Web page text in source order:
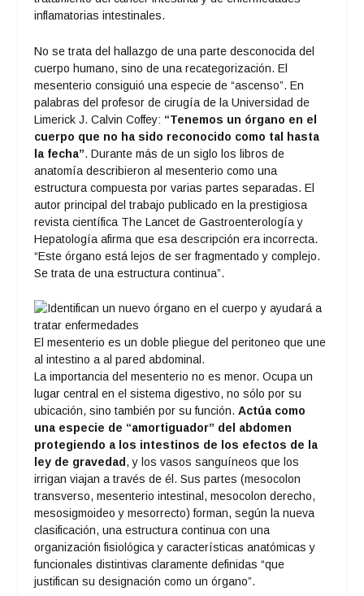
inflamatorias intestinales.
No se trata del hallazgo de una parte desconocida del
cuerpo humano, sino de una recategorización. El
mesenterio consiguió una especie de “ascenso”. En
palabras del profesor de cirugía de la Universidad de
Limerick J. Calvin Coffey: “Tenemos un órgano en el
cuerpo que no ha sido reconocido como tal hasta
la fecha”. Durante más de un siglo los libros de
anatomía describieron al mesenterio como una
estructura compuesta por varias partes separadas. El
autor principal del trabajo publicado en la prestigiosa
revista científica The Lancet de Gastroenterología y
Hepatología afirma que esa descripción era incorrecta.
“Este órgano está lejos de ser fragmentado y complejo.
Se trata de una estructura continua”.
El mesenterio es un doble pliegue del peritoneo que une
al intestino a al pared abdominal.
La importancia del mesenterio no es menor. Ocupa un
lugar central en el sistema digestivo, no sólo por su
ubicación, sino también por su función.Actúa como
una especie de “amortiguador” del abdomen
protegiendo a los intestinos de los efectos de la
ley de gravedad , y los vasos sanguíneos que los
irrigan viajan a través de él. Sus partes (mesocolon
transverso, mesenterio intestinal, mesocolon derecho,
mesosigmoideo y mesorrecto) forman, según la nueva
clasificación, una estructura continua con una
organización fisiológica y características anatómicas y
funcionales distintivas claramente definidas “que
justifican su designación como un órgano”.